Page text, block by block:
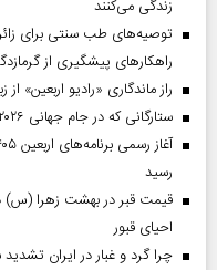
زندگی می‌کنند
توصیه‌های طب سنتی برای
راهکارهای پیشگیری از
راز ماندگاری «رادیو اربعین»
ستارگانی که در جام جهانی ۲۰۲۶ بازی نکردند
رسید
احیای قبور
چرا گرد و غبار در ایران